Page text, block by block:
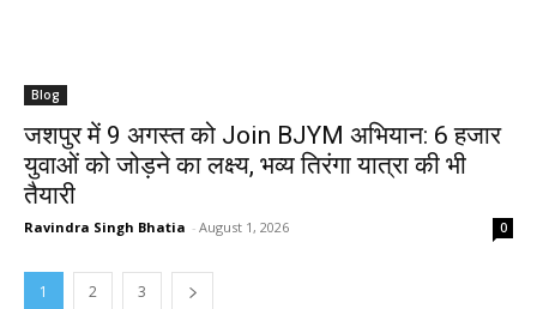
Blog
जशपुर में 9 अगस्त को Join BJYM अभियान: 6 हजार
युवाओं को जोड़ने का लक्ष्य, भव्य तिरंगा यात्रा की भी
तैयारी
Ravindra Singh Bhatia - August 1, 2026 0
1 2 3